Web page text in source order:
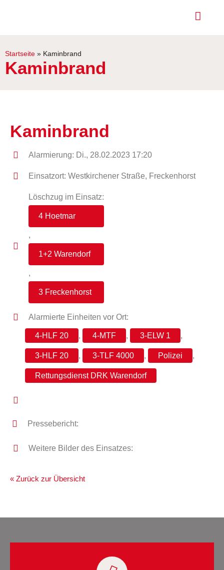
Startseite » Kaminbrand
Kaminbrand
Kaminbrand
Alarmierung: Di., 28.02.2023 17:20
Einsatzort: Westkirchener Straße, Freckenhorst
Löschzug im Einsatz:
4 Hoetmar
,
1+2 Warendorf
,
3 Freckenhorst
Alarmierte Einheiten vor Ort:
4-HLF 20 , 4-MTF , 3-ELW 1 ,
3-HLF 20 , 3-TLF 4000 , Polizei ,
Rettungsdienst DRK Warendorf
Pressebericht:
Weitere Bilder des Einsatzes:
« Zurück zur Übersicht